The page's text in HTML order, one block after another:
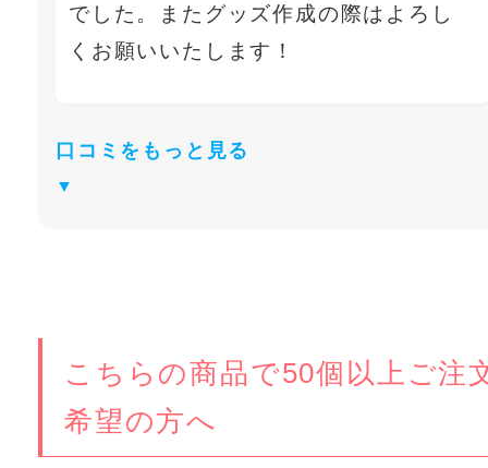
でした。またグッズ作成の際はよろし
くお願いいたします！
口コミをもっと見る
こちらの商品で50個以上ご注
希望の方へ